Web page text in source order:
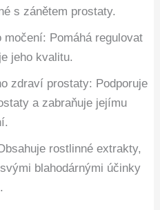
s zánětem prostaty.
močení: Pomáhá regulovat
jeho kvalitu.
zdraví prostaty: Podporuje
a zabraňuje jejímu
rostlinné extrakty,
blahodárnými účinky